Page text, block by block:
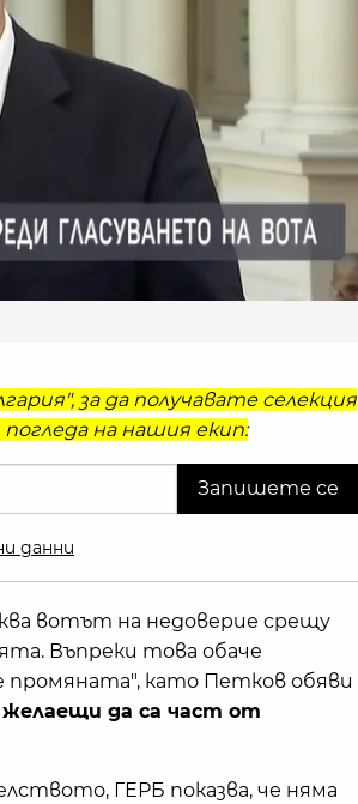
за да получавате селекция
на нашия екип:
данни
вотът на недоверие срещу
Въпреки това обаче
като Петков обяви
да са част от
ГЕРБ показва, че няма